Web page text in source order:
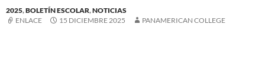
2025,BOLETÍN ESCOLAR,NOTICIAS
ENLACE
15 DICIEMBRE 2025 PANAMERICAN COLLEGE